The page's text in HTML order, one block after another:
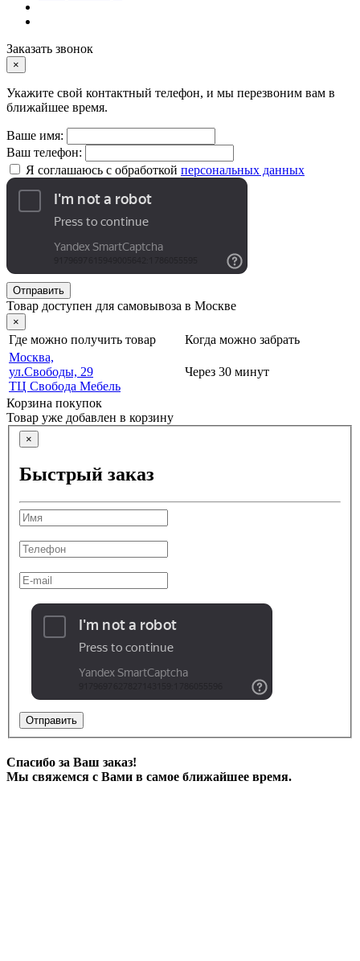
Заказать звонок
×
Укажите свой контактный телефон, и мы перезвоним вам в
ближайшее время.
Ваше имя:
Ваш телефон:
Я соглашаюсь с обработкой персональных данных
Отправить
Товар доступен для самовывоза в Москве
×
Где можно получить товар
Когда можно забрать
Москва,
ул.Свободы, 29
ТЦ Свобода Мебель
Через 30 минут
Корзина покупок
Товар уже добавлен в корзину
×
Быстрый заказ
Отправить
Спасибо за Ваш заказ!
Мы свяжемся с Вами в самое ближайшее время.